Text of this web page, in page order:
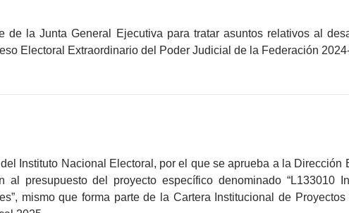
de la Junta General Ejecutiva para tratar asuntos relativos al
Electoral Extraordinario del Poder Judicial de la Federación
Instituto Nacional Electoral, por el que se aprueba a la Dirección
al presupuesto del proyecto específico denominado “L133010
mismo que forma parte de la Cartera Institucional de